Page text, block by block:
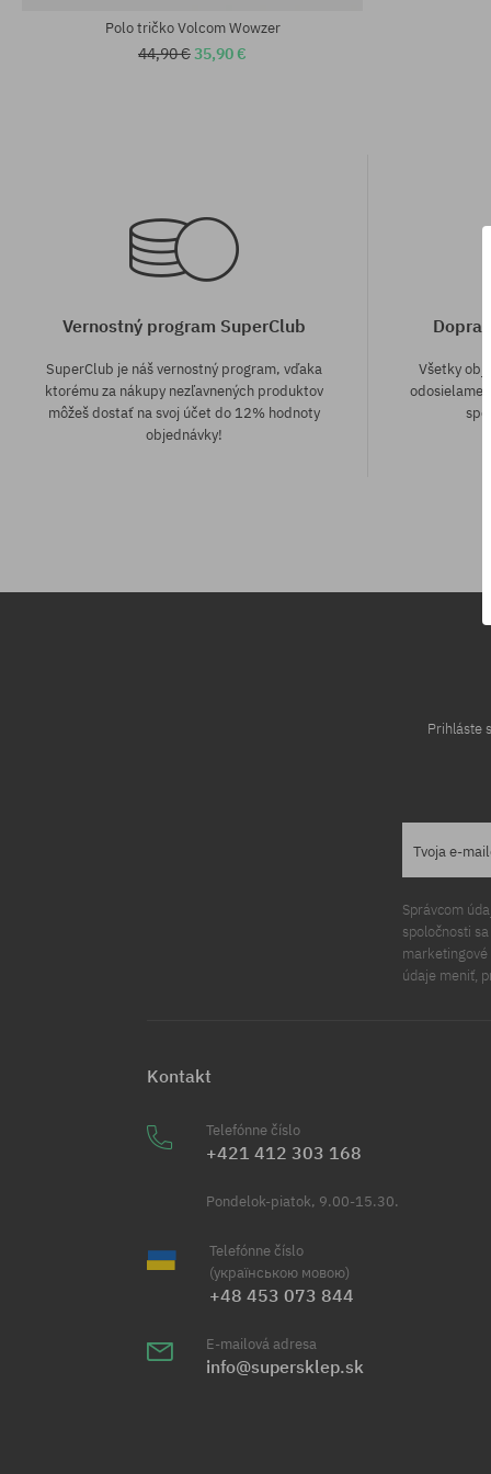
Polo tričko Volcom Wowzer
44,90 €35,90 €
Vernostný program SuperClub
SuperClub je náš vernostný program, vďaka
ktorému za nákupy nezľavnených produktov
môžeš dostať na svoj účet do 12% hodnoty
objednávky!
Všetky
odosielame
Prihláste
Tvoja e-
Správcom
spoločnosti
marketingové
údaje meniť,
Kontakt
Telefónne číslo
+421 412 303 168
Pondelok-piatok, 9.00-15.30.
Telefónne číslo
(українською мовою)
+48 453 073 844
E-mailová adresa
info@supersklep.sk